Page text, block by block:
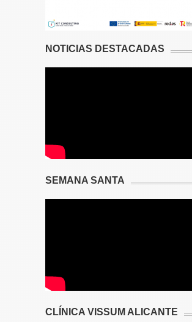
NOTICIAS DESTACADAS
SEMANA SANTA
CLÍNICA VISSUM ALICANTE